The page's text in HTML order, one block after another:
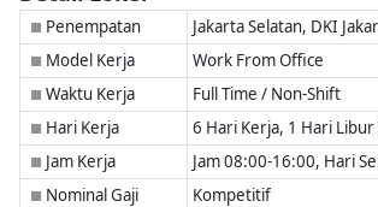
■ Penempatan Jakarta Selatan, DKI
■ Model Kerja Work From Office
■ Waktu Kerja Full Time / Non-Shift
■ Hari Kerja 6 Hari Kerja, 1 Hari
■ Jam Kerja Jam 08:00-16:00, Hari
■ Nominal Gaji Kompetitif